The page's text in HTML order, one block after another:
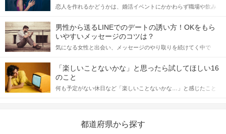
パーティー終了後に進展があるかも♪
STEP7 結果発表
結果は個別に発表！
マッチングしたお相手とお席で再会し
お話しの続きをお楽しみください。
恋人を作れるかどうかは、婚活イベントにかかわらず職場や飲み
てアプローチできるかにも左右されます。 これから恋人作りを本
格的に始めようとしている方は、女性が異性を求めて出すサイン
をしっかりと理解し、正しい行動に移せるかどうかが重要。 この
記事では、女性が話しかけて欲しい時に出すサインとその心理を
合にどのような行動に繋げるべきかをご紹介していきます。
男性から送るLINEでのデートの誘い方！OKをもら
いやすいメッセージのコツは？
気になる女性と出会い、メッセージのやり取りを続けてく中で
しかし、中には「どう誘ったらいいの？」とお困りの男性もいら
っしゃるのではないでしょうか。 そこで今回は、男性から女性へ
送るLINEでのデートの誘い方のコツをご紹介します。例文も混じ
えながら解説するので、ぜひ参考にしてください。
「楽しいことないかな」と思ったら試してほしい16
のこと
何も予定がない休日など「楽しいことないかな…」と感じたこと
の楽しいことアイデアを集めました♪ いままさに楽しいことを探し
都道府県から探す